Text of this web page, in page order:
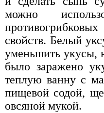
можно
свойств. Белый
уменьшить укусы,
было заражено
теплую ванну с
пищевой содой,
овсяной мукой.